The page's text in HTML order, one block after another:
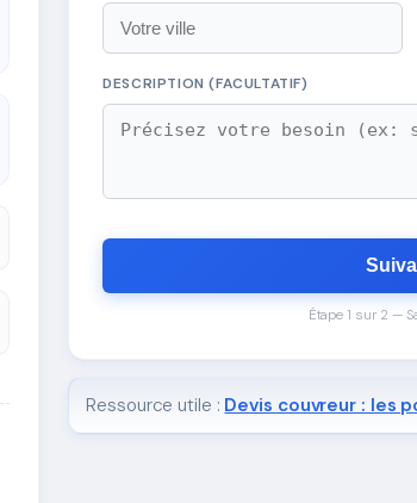
DESCRIPTION (FACULTATIF)
Étape 1 sur 2 —
Ressource utile : Devis couvreur : les